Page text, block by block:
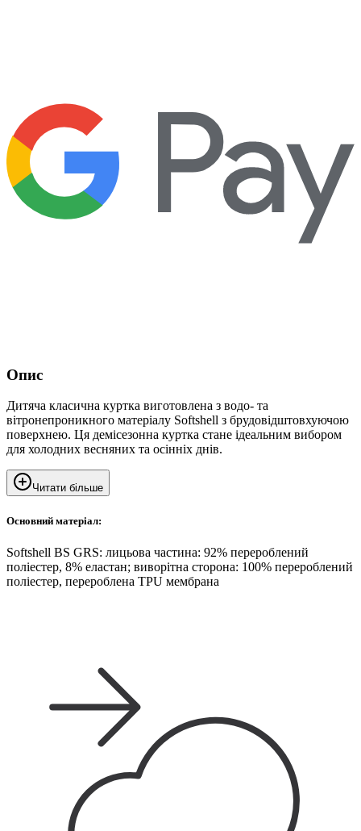
Опис
Дитяча класична куртка виготовлена з водо- та
вітронепроникного матеріалу Softshell з брудовідштовхуючою
поверхнею. Ця демісезонна куртка стане ідеальним вибором
для холодних весняних та осінніх днів.
Читати більше
Основний матеріал:
Softshell BS GRS: лицьова частина: 92% перероблений
поліестер, 8% еластан; виворітна сторона: 100% перероблений
поліестер, перероблена TPU мембрана